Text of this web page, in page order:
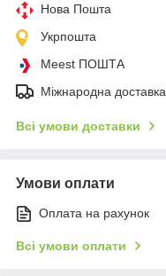
Нова Пошта
Укрпошта
Meest ПОШТА
Міжнародна доставка
Всі умови доставки
Умови оплати
Оплата на рахунок
Всі умови оплати